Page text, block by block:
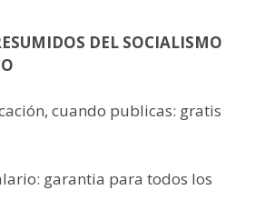
DEL SOCIALISMO
cuando publicas: gratis
garantia para todos los